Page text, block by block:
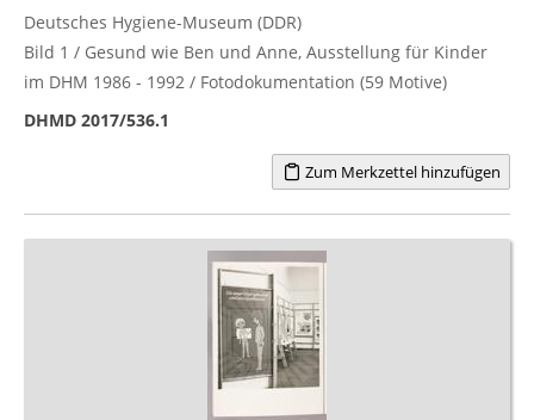
Deutsches Hygiene-Museum (DDR)
Bild 1 / Gesund wie Ben und Anne, Ausstellung für Kinder
im DHM 1986 - 1992 / Fotodokumentation (59 Motive)
DHMD 2017/536.1
Zum Merkzettel hinzufügen